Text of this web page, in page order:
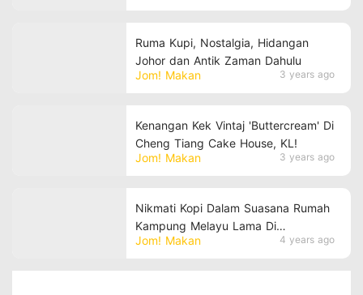
Jom! Makan 3 years ago
Ruma Kupi, Nostalgia, Hidangan
Johor dan Antik Zaman Dahulu
Jom! Makan 3 years ago
Kenangan Kek Vintaj 'Buttercream' Di
Cheng Tiang Cake House, KL!
Jom! Makan 4 years ago
Nikmati Kopi Dalam Suasana Rumah
Kampung Melayu Lama Di
Nomad.Kopifi!